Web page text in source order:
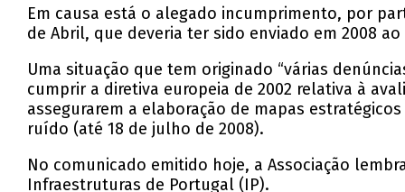
Em causa está o alegado incumprimento, por
de Abril, que deveria ter sido enviado em 2008
Uma situação que tem originado “várias
cumprir a diretiva europeia de 2002 relativa à
assegurarem a elaboração de mapas
ruído (até 18 de julho de 2008).
No comunicado emitido hoje, a Associação
Infraestruturas de Portugal (IP).